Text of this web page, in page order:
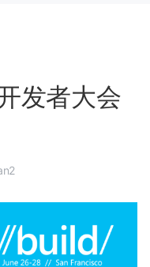
发者大会